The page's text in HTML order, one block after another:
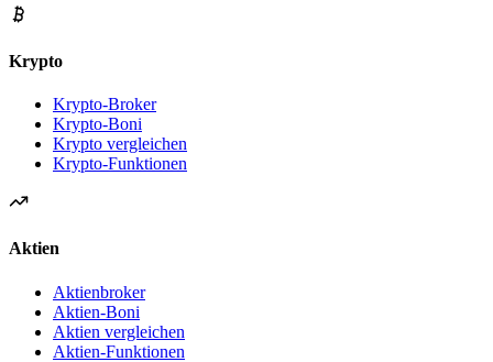
Krypto
Krypto-Broker
Krypto-Boni
Krypto vergleichen
Krypto-Funktionen
Aktien
Aktienbroker
Aktien-Boni
Aktien vergleichen
Aktien-Funktionen